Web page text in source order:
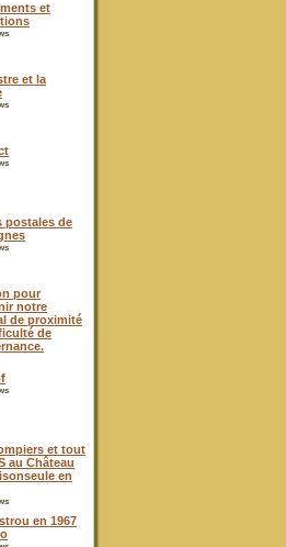
et
et la
postales de
pour
notre
de proximité
de
et tout
au Château
en
en 1967